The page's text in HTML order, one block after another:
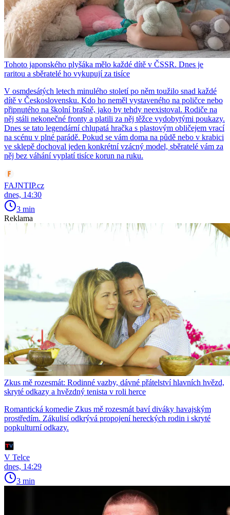
Tohoto japonského plyšáka mělo každé dítě v ČSSR. Dnes je
raritou a sběratelé ho vykupují za tisíce
V osmdesátých letech minulého století po něm toužilo snad každé
dítě v Československu. Kdo ho neměl vystaveného na poličce nebo
připnutého na školní brašně, jako by tehdy neexistoval. Rodiče na
něj stáli nekonečné fronty a platili za něj těžce vydobytými poukazy.
Dnes se tato legendární chlupatá hračka s plastovým obličejem vrací
na scénu v plné parádě. Pokud se vám doma na půdě nebo v krabici
ve sklepě dochoval jeden konkrétní vzácný model, sběratelé vám za
něj bez váhání vyplatí tisíce korun na ruku.
FAJNTIP.cz
dnes, 14:30
3 min
Reklama
Zkus mě rozesmát: Rodinné vazby, dávné přátelství hlavních hvězd,
skryté odkazy a hvězdný tenista v roli herce
Romantická komedie Zkus mě rozesmát baví diváky havajským
prostředím. Zákulisí odkrývá propojení hereckých rodin i skryté
popkulturní odkazy.
V Telce
dnes, 14:29
3 min